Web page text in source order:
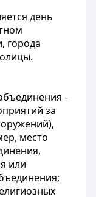
день
города
-
за
место
или